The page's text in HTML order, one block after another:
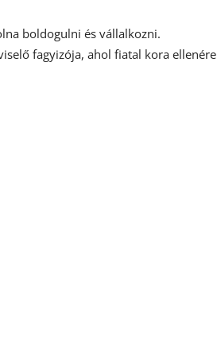
boldogulni és vállalkozni.
fagyizója, ahol fiatal kora ellenére